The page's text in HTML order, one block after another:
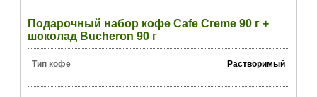
Подарочный набор кофе Cafe Creme 90 г +
шоколад Bucheron 90 г
Тип кофе Растворимый